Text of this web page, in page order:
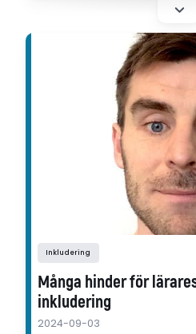
Inkludering
Många hinder för
inkludering
2024-09-03